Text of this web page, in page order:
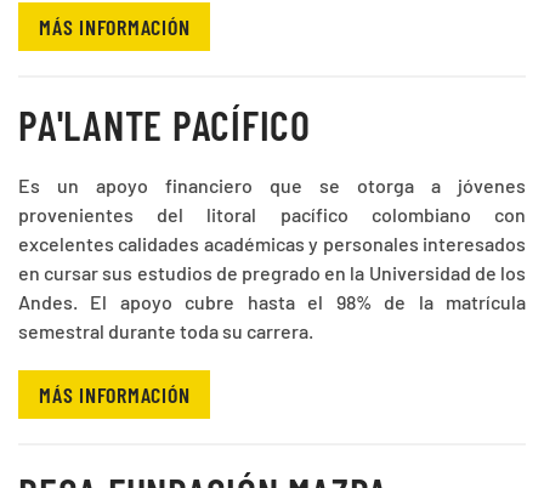
MÁS INFORMACIÓN
PA'LANTE PACÍFICO
Es un apoyo financiero que se otorga a jóvenes
provenientes del litoral pacífico colombiano con
excelentes calidades académicas y personales interesados
en cursar sus estudios de pregrado en la Universidad de los
Andes. El apoyo cubre hasta el 98% de la matrícula
semestral durante toda su carrera.
MÁS INFORMACIÓN